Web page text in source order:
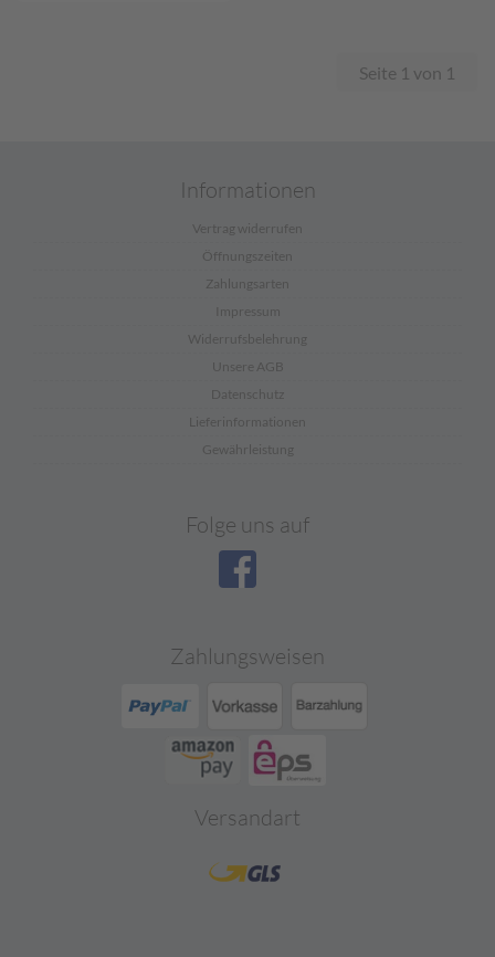
Seite 1 von 1
Informationen
Vertrag widerrufen
Öffnungszeiten
Zahlungsarten
Impressum
Widerrufsbelehrung
Unsere AGB
Datenschutz
Lieferinformationen
Gewährleistung
Folge uns auf
Zahlungsweisen
Versandart